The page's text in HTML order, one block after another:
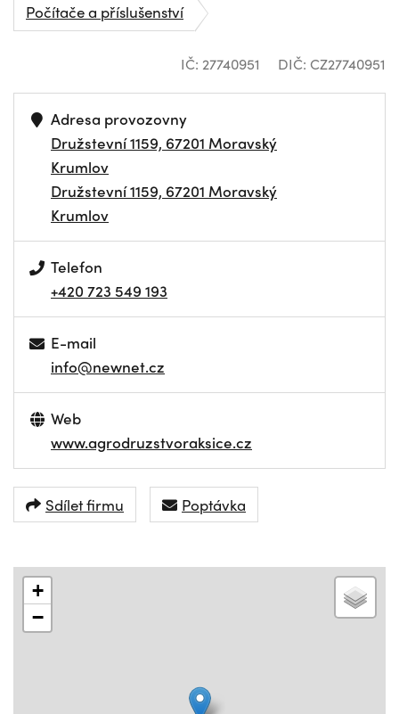
Počítače a příslušenství
IČ: 27740951 DIČ: CZ27740951
Adresa provozovny
Družstevní 1159, 67201 Moravský
Krumlov
Družstevní 1159, 67201 Moravský
Krumlov
Telefon
+420 723 549 193
E-mail
info@newnet.cz
Web
www.agrodruzstvoraksice.cz
Sdílet firmu Poptávka
+
−